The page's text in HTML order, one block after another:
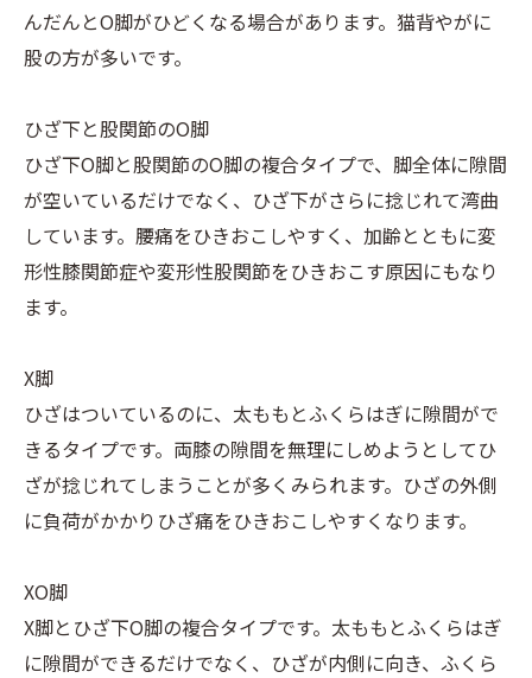
んだんとO脚がひどくなる場合があります。猫背やがに
股の方が多いです。
ひざ下と股関節のO脚
ひざ下O脚と股関節のO脚の複合タイプで、脚全体に隙間
が空いているだけでなく、ひざ下がさらに捻じれて湾曲
しています。腰痛をひきおこしやすく、加齢とともに変
形性膝関節症や変形性股関節をひきおこす原因にもなり
ます。
X脚
ひざはついているのに、太ももとふくらはぎに隙間がで
きるタイプです。両膝の隙間を無理にしめようとしてひ
ざが捻じれてしまうことが多くみられます。ひざの外側
に負荷がかかりひざ痛をひきおこしやすくなります。
XO脚
X脚とひざ下O脚の複合タイプです。太ももとふくらはぎ
に隙間ができるだけでなく、ひざが内側に向き、ふくら